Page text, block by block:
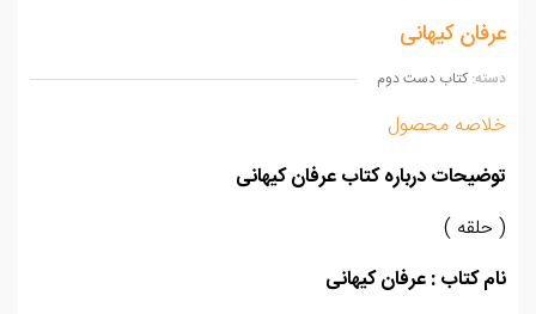
کیهانی
کتاب دست دوم
محصول
درباره کتاب عرفان کیهانی
)
کتاب : عرفان کیهانی